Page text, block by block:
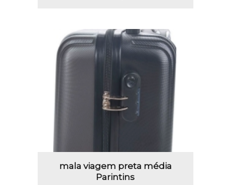
mala viagem preta média
Parintins